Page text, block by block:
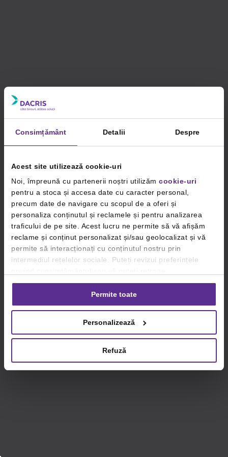
Consimțământ Detalii Despre
Acest site utilizează cookie-uri
Noi, împreună cu partenerii noștri utilizăm cookie-uri
pentru a stoca și accesa date cu caracter personal,
precum date de navigare cu scopul de a oferi și
personaliza conținutul și reclamele și pentru analizarea
traficului de pe site. Acest lucru ne permite să vă afișăm
reclame și conținut personalizat și/sau geolocalizat și vă
permite să interacționați cu conținutul nostru prin
intermediul rețelelor sociale. Puteți revizui preferințele
consimțământul oricând, făcând click pe linkul către
setările dvs. de cookie-uri.
privind utilizarea modulelor cookie.Detalii
Permite toate
Personalizează
Refuză